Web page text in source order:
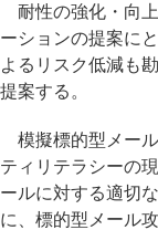
耐性の強化・向上
ーションの提案に
よるリスク低減も
提案する。
模擬標的型メー
ティリテラシーの
ールに対する適切
に、標的型メール